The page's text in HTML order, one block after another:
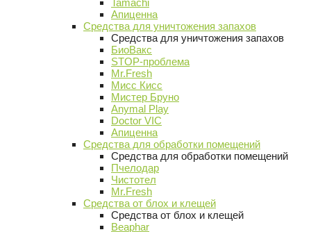
Tamachi
Апиценна
Средства для уничтожения запахов
Средства для уничтожения запахов
БиоВакс
STOP-проблема
Mr.Fresh
Мисс Кисс
Мистер Бруно
Anymal Play
Doctor VIC
Апиценна
Средства для обработки помещений
Средства для обработки помещений
Пчелодар
Чистотел
Mr.Fresh
Средства от блох и клещей
Средства от блох и клещей
Beaphar